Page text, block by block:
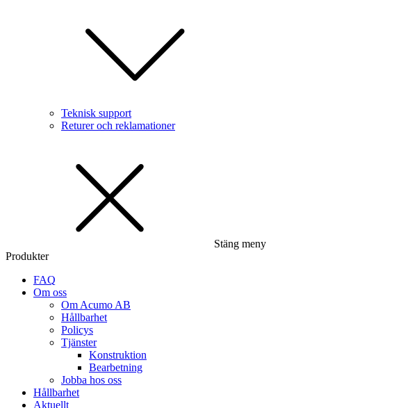
Teknisk support
Returer och reklamationer
Stäng meny
Produkter
FAQ
Om oss
Om Acumo AB
Hållbarhet
Policys
Tjänster
Konstruktion
Bearbetning
Jobba hos oss
Hållbarhet
Aktuellt